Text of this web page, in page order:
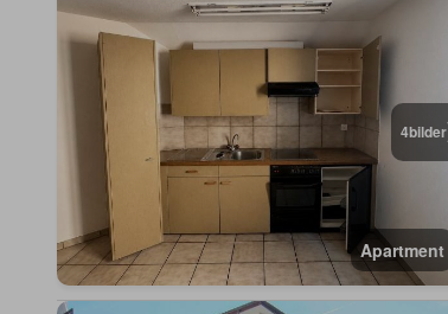
4bilder
Apartment